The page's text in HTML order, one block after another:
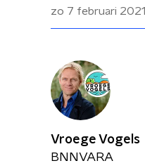
zo 7 februari 2021
Vroege Vogels
BNNVARA